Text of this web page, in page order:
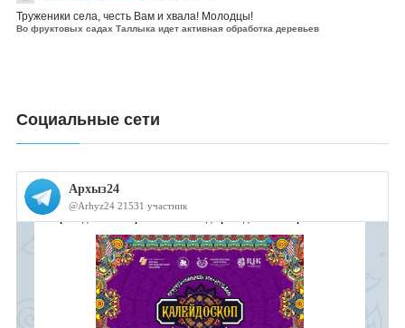
Труженики села, честь Вам и хвала! Молодцы!
Во фруктовых садах Таллыка идет активная обработка деревьев
Социальные сети